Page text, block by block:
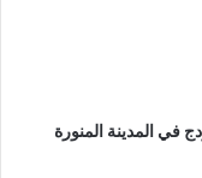
في المدينة المنورة